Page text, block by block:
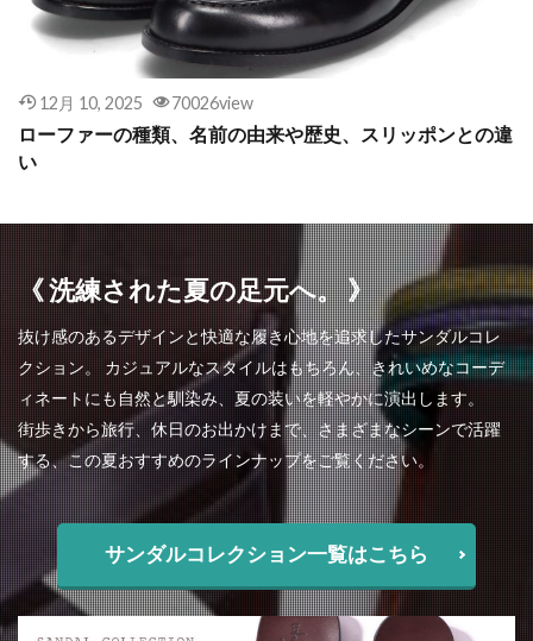
12月 10, 2025 70026view
ローファーの種類、名前の由来や歴史、スリッポンとの違
い
《 洗練された夏の足元へ。 》
抜け感のあるデザインと快適な履き心地を追求したサンダルコレ
クション。 カジュアルなスタイルはもちろん、きれいめなコーデ
ィネートにも自然と馴染み、夏の装いを軽やかに演出します。
街歩きから旅行、休日のお出かけまで、さまざまなシーンで活躍
する、この夏おすすめのラインナップをご覧ください。
サンダルコレクション一覧はこちら